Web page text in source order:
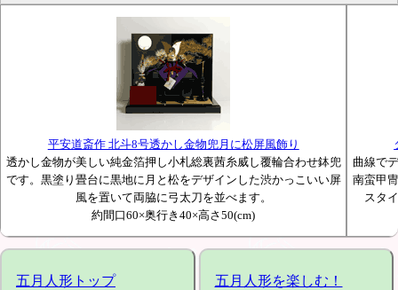
平安道斎作 北斗8号透かし金物兜月に松屏風飾り
透かし金物が美しい純金箔押し小札総裏茜糸威し覆輪合わせ鉢兜
です。黒塗り畳台に黒地に月と松をデザインした渋かっこいい屏
風を置いて両脇に弓太刀を並べます。
約間口60×奥行き40×高さ50(cm)
曲線で
南蛮甲
スタ
五月人形トップ 五月人形を楽しむ！